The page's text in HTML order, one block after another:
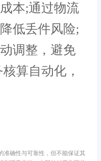
本;通过物流
低丢件风险;
调整，避免
算自动化，
准确性与可靠性，但不能保证其